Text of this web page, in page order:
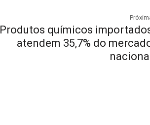
Produtos químicos
atendem 35,7% do